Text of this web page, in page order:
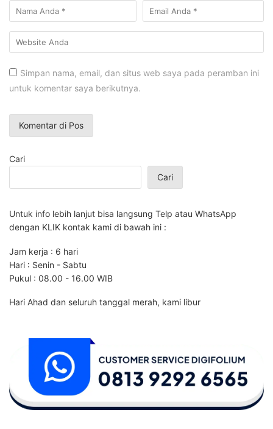
Simpan nama, email, dan situs web saya pada peramban ini
untuk komentar saya berikutnya.
Cari
Cari
Untuk info lebih lanjut bisa langsung Telp atau WhatsApp
dengan KLIK kontak kami di bawah ini :
Jam kerja : 6 hari
Hari : Senin - Sabtu
Pukul : 08.00 - 16.00 WIB
Hari Ahad dan seluruh tanggal merah, kami libur